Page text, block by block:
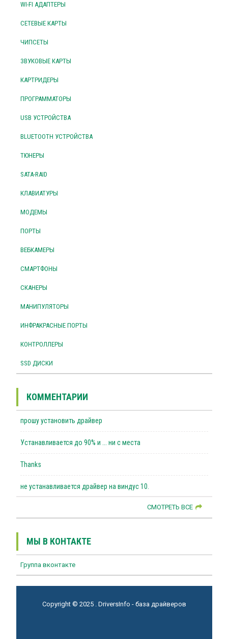
WI-FI АДАПТЕРЫ
СЕТЕВЫЕ КАРТЫ
ЧИПСЕТЫ
ЗВУКОВЫЕ КАРТЫ
КАРТРИДЕРЫ
ПРОГРАММАТОРЫ
USB УСТРОЙСТВА
BLUETOOTH УСТРОЙСТВА
ТЮНЕРЫ
SATA-RAID
КЛАВИАТУРЫ
МОДЕМЫ
ПОРТЫ
ВЕБКАМЕРЫ
СМАРТФОНЫ
СКАНЕРЫ
МАНИПУЛЯТОРЫ
ИНФРАКРАСНЫЕ ПОРТЫ
КОНТРОЛЛЕРЫ
SSD ДИСКИ
КОММЕНТАРИИ
прошу установить драйвер
Устанавливается до 90% и ... ни с места
Thanks
не устанавливается драйвер на виндус 10.
СМОТРЕТЬ ВСЕ
МЫ В КОНТАКТЕ
Группа вконтакте
Copyright © 2025 . DriversInfo - база драйверов